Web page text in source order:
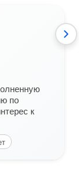
по
к